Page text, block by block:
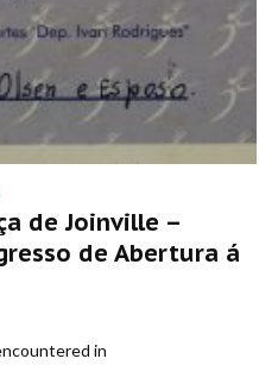
de Joinville –
de Abertura á
in